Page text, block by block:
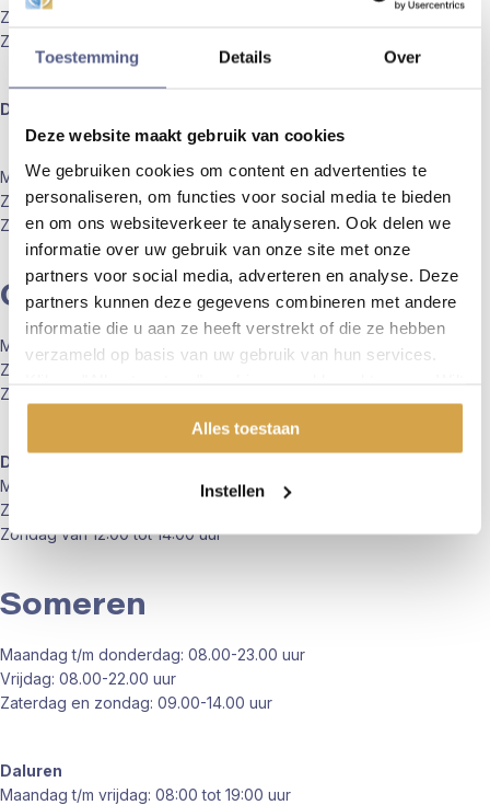
Toestemming Details Over
Deze website maakt gebruik van cookies
We gebruiken cookies om content en advertenties te
personaliseren, om functies voor social media te bieden
en om ons websiteverkeer te analyseren. Ook delen we
informatie over uw gebruik van onze site met onze
partners voor social media, adverteren en analyse. Deze
partners kunnen deze gegevens combineren met andere
informatie die u aan ze heeft verstrekt of die ze hebben
verzameld op basis van uw gebruik van hun services.
u liever geen cookies, klik dan op "instellen". Op onze
kunt u meer lezen over onze cookies.
Alles toestaan
Instellen
Zaterdag: 08:00 – 16:00 uur
Zondag: 08:00 – 14:00 uur
Daluren
Maandag t/m vrijdag van 08:00 tot 19:00 uur
Zaterdag van 08:00 tot 16:00 uur
Zondag van 12:00 tot 14:00 uur
Oosterhout
Maandag t/m vrijdag: 0 8:00 tot 23:00
uur
Zaterdag: 0
8:00 tot 16:00
Zondag: 08:00 – 14:00 uur
Daluren
Maandag t/m vrijdag van 08:00 tot 19:00 uur
Zaterdag van 12:00 tot 16:30 uur
Zondag van 12:00 tot 14:00 uur
Someren
Maandag t/m donderdag: 08.00-23.00 uur
Vrijdag: 08.00-22.00 uur
Zaterdag en zondag: 09.00-14.00 uur
Daluren
Maandag t/m vrijdag: 08:00 tot 19:00 uur